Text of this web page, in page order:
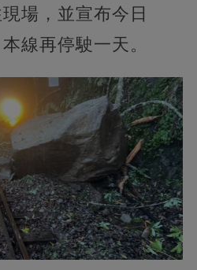
場，並宣布今日
線再停駛一天。